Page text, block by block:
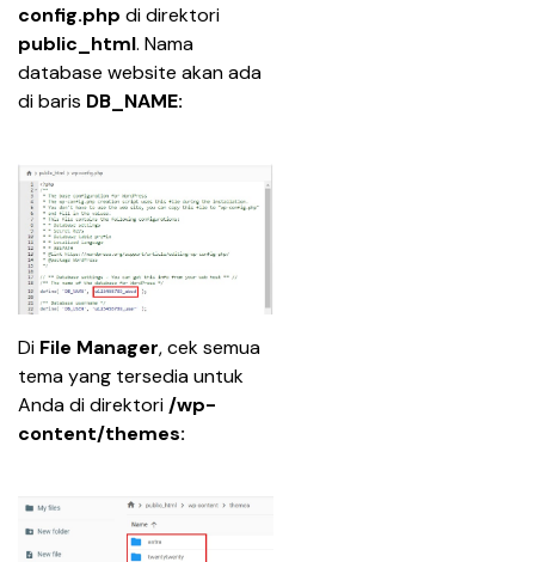
config.php di direktori
public_html. Nama
database website akan ada
di baris DB_NAME:
Di File Manager, cek semua
tema yang tersedia untuk
Anda di direktori /wp-
content/themes: